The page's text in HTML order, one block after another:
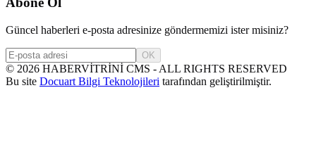
Güncel haberleri e-posta adresinize göndermemizi ister misiniz?
OK
© 2026 HABERVİTRİNİ CMS - ALL RIGHTS RESERVED
Bu site Docuart Bilgi Teknolojileri tarafından geliştirilmiştir.